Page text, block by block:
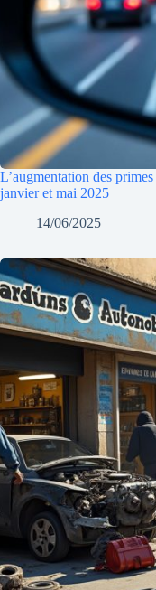
L’augmentation des
janvier et mai 2025
14/06/2025